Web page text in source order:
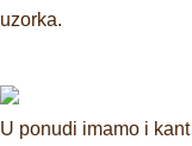
uzorka.
U ponudi imamo i